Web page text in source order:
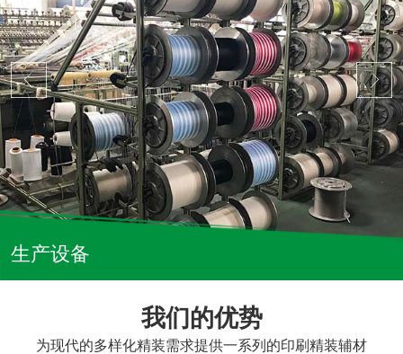
生产设备
我们的优势
为现代的多样化精装需求提供一系列的印刷精装辅材